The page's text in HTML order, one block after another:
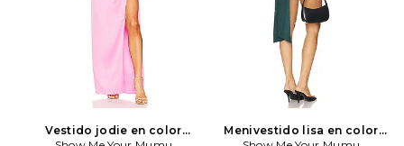
Vestido jodie en color
Menivestido lisa en color